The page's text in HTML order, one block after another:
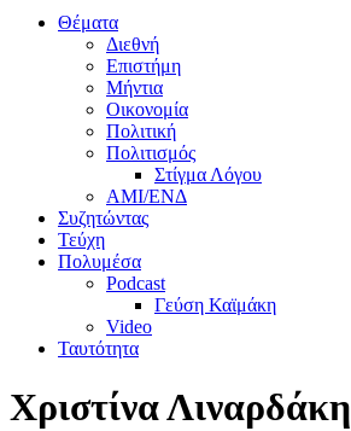
Θέματα
Διεθνή
Επιστήμη
Μήντια
Οικονομία
Πολιτική
Πολιτισμός
Στίγμα Λόγου
AMI/ΕΝΔ
Συζητώντας
Τεύχη
Πολυμέσα
Podcast
Γεύση Καϊμάκη
Video
Ταυτότητα
Χριστίνα Λιναρδάκη